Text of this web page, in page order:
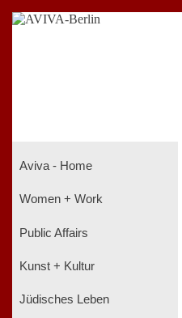
Aviva - Home
Women + Work
Public Affairs
Kunst + Kultur
Jüdisches Leben